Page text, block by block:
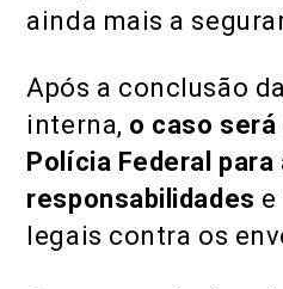
ainda mais a
Após a conclusão
interna, o caso será
Polícia Federal para
responsabilidades
legais contra os